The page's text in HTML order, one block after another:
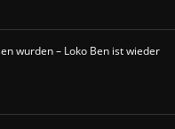
wurden – Loko Ben ist wieder